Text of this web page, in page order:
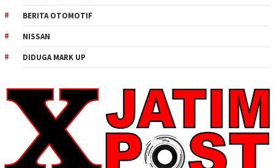
BERITA OTOMOTIF
NISSAN
DIDUGA MARK UP